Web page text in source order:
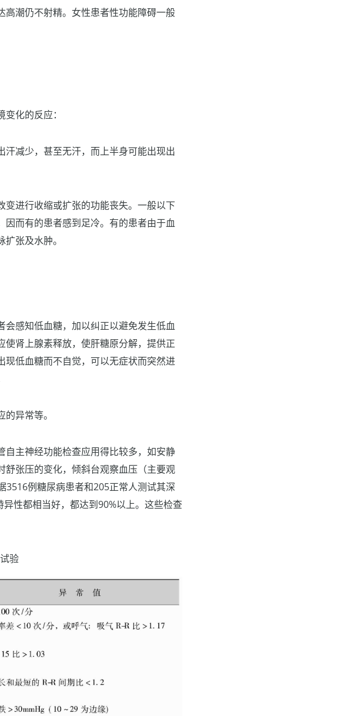
潮仍不射精。女性患者性功能障碍一般
化的反应：
汗减少，甚至无汗，而上半身可能出现出
变进行收缩或扩张的功能丧失。一般以下
而有的患者感到足冷。有的患者由于血
张及水肿。
感知低血糖，加以纠正以避免发生低血
肾上腺素释放，使肝糖原分解，提供正
低血糖而不自觉，可以无症状而突然进
异常等。
主神经功能检查应用得比较多，如安静
张压的变化，倾斜台观察血压（主要观
例糖尿病患者和205正常人测试其深
性都相当好，都达到90%以上。这些检查
验